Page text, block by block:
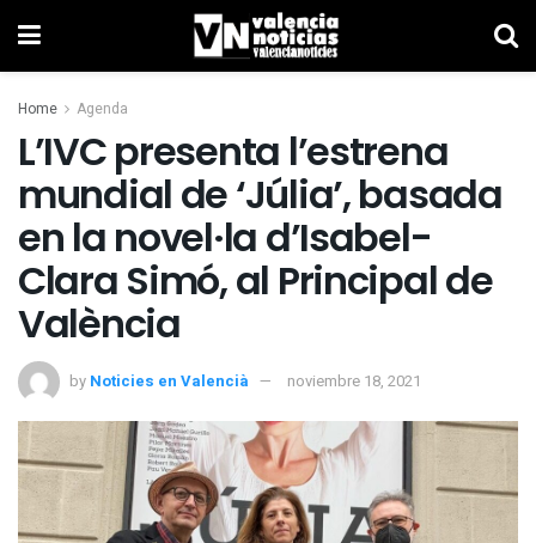
Home Agenda
L’IVC presenta l’estrena
mundial de ‘Júlia’, basada
en la novel·la d’Isabel-
Clara Simó, al Principal de
València
by Noticies en Valencià noviembre 18, 2021